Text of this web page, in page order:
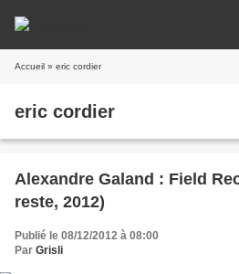
Accueil » eric cordier
eric cordier
Alexandre Galand : Field
reste, 2012)
Publié le 08/12/2012 à 08:00
Par Grisli